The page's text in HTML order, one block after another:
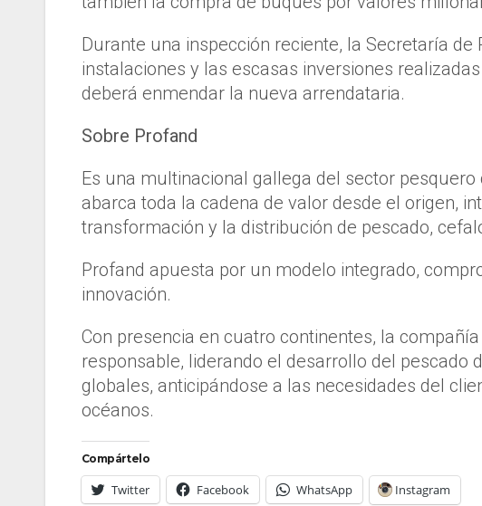
Durante una inspección reciente, la Secretaría
instalaciones y las escasas inversiones
deberá enmendar la nueva arrendataria.
Sobre Profand
Es una multinacional gallega del sector
abarca toda la cadena de valor desde el origen,
transformación y la distribución de pescado,
Profand apuesta por un modelo integrado,
innovación.
Con presencia en cuatro continentes, la
responsable, liderando el desarrollo del pescado
globales, anticipándose a las necesidades del
océanos.
Compártelo
Twitter Facebook WhatsApp Instagram